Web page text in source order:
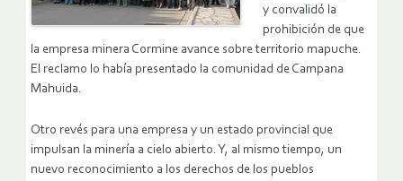
y convalidó la
prohibición de que
la empresa minera Cormine avance sobre territorio mapuche.
El reclamo lo había presentado la comunidad de Campana
Mahuida.
Otro revés para una empresa y un estado provincial que
impulsan la minería a cielo abierto. Y, al mismo tiempo, un
nuevo reconocimiento a los derechos de los pueblos